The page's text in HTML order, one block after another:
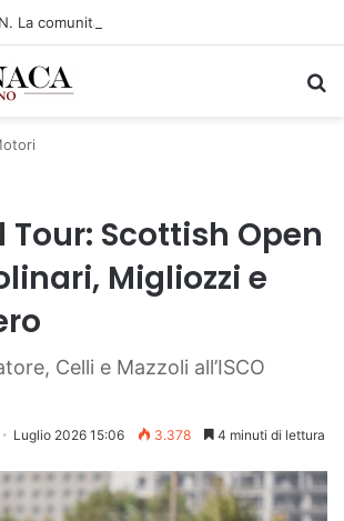
Tour: Scottish Open
Migliozzi e
Celli e Mazzoli all’ISCO
Luglio 2026 15:06 3.378 4 minuti di lettura